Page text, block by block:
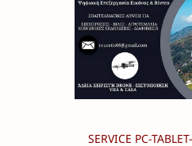
SERVICE PC-